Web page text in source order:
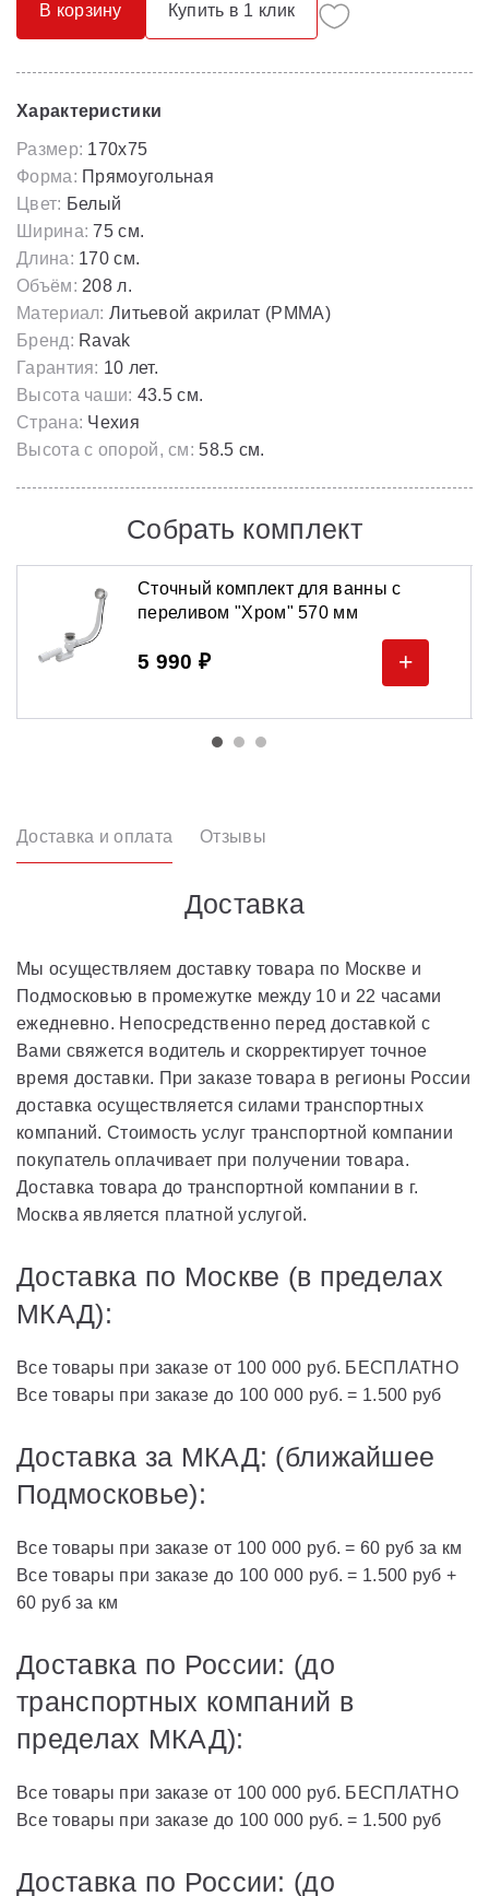
В корзину Купить в 1 клик
Характеристики
Размер: 170x75
Форма: Прямоугольная
Цвет: Белый
Ширина: 75 см.
Длина: 170 см.
Объём: 208 л.
Материал: Литьевой акрилат (РММА)
Бренд: Ravak
Гарантия: 10 лет.
Высота чаши: 43.5 см.
Страна: Чехия
Высота с опорой, см: 58.5 см.
Собрать комплект
Сточный комплект для ванны с
переливом "Хром" 570 мм
5 990 ₽ +
Доставка и оплата Отзывы
Доставка
Мы осуществляем доставку товара по Москве и
Подмосковью в промежутке между 10 и 22 часами
ежедневно. Непосредственно перед доставкой с
Вами свяжется водитель и скорректирует точное
время доставки. При заказе товара в регионы России
доставка осуществляется силами транспортных
компаний. Стоимость услуг транспортной компании
покупатель оплачивает при получении товара.
Доставка товара до транспортной компании в г.
Москва является платной услугой.
Доставка по Москве (в пределах
МКАД):
Все товары при заказе от 100 000 руб. БЕСПЛАТНО
Все товары при заказе до 100 000 руб. = 1.500 руб
Доставка за МКАД: (ближайшее
Подмосковье):
Все товары при заказе от 100 000 руб. = 60 руб за км
Все товары при заказе до 100 000 руб. = 1.500 руб +
60 руб за км
Доставка по России: (до
транспортных компаний в
пределах МКАД):
Все товары при заказе от 100 000 руб. БЕСПЛАТНО
Все товары при заказе до 100 000 руб. = 1.500 руб
Доставка по России: (до